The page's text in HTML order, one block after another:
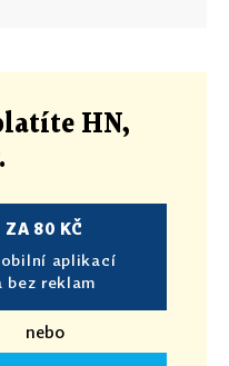
HN,
.
ZA 80 KČ
aplikací
bez reklam
nebo